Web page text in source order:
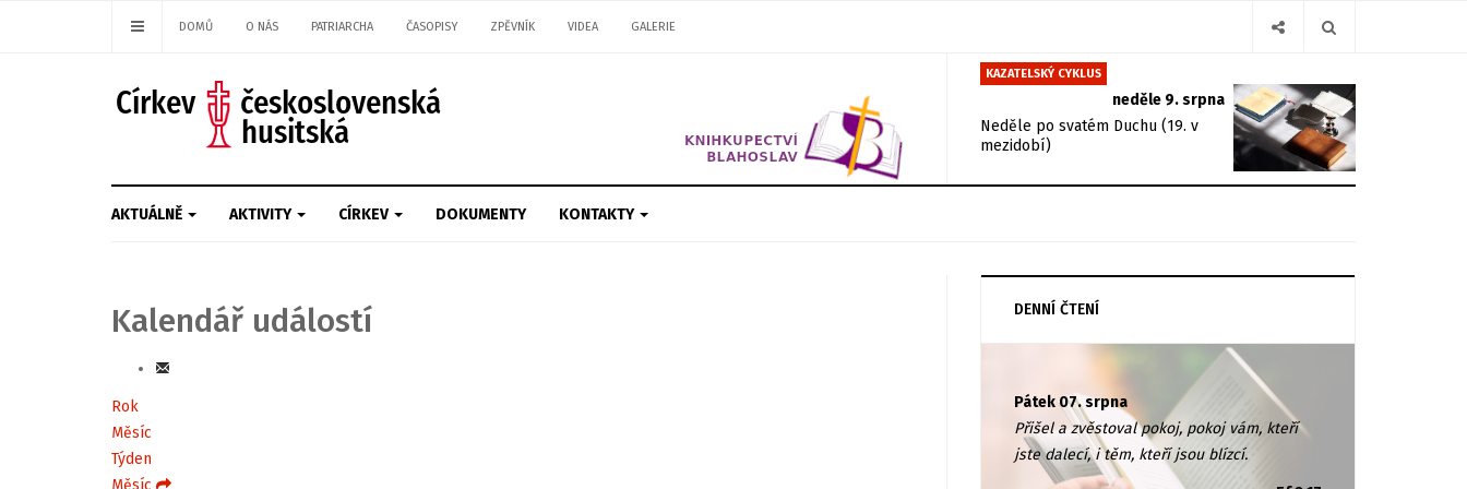
DOMŮ O NÁS PATRIARCHA ČASOPISY ZPĚVNÍK VIDEA GALERIE
KAZATELSKÝ CYKLUS
neděle 9. srpna
Neděle po svatém Duchu (19. v
mezidobí)
AKTUÁLNĚ AKTIVITY CÍRKEV DOKUMENTY KONTAKTY
Kalendář událostí
Rok
Měsíc
Týden
Měsíc
DENNÍ ČTENÍ
Pátek 07. srpna
Přišel a zvěstoval pokoj, pokoj vám, kteří
jste dalecí, i těm, kteří jsou blízcí.